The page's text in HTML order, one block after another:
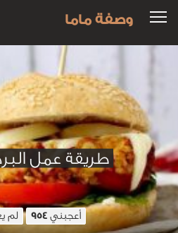
وصفة ماما
طريقة عمل
أعجبني954 لم